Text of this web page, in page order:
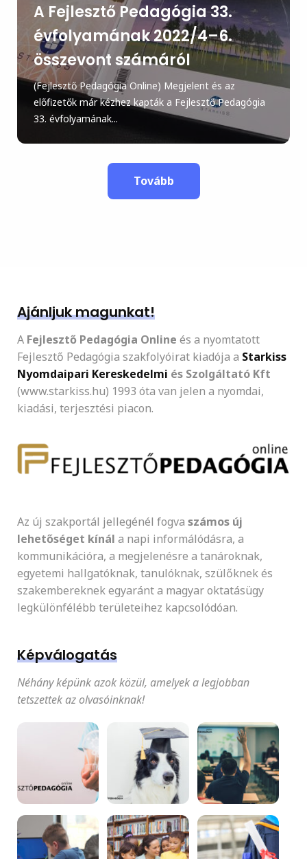
A Fejlesztő Pedagógia 33.
évfolyamának 2022/4–6.
összevont számáról
(Fejlesztő Pedagógia Online) Megjelent és az
előfizetők már kézhez kapták a Fejlesztő Pedagógia
33. évfolyamának...
Tovább
Ajánljuk magunkat!
A Fejlesztő Pedagógia Online és a nyomtatott
Fejlesztő Pedagógia szakfolyóirat kiadója a Starkiss
Nyomdaipari Kereskedelmi és Szolgáltató Kft
(www.starkiss.hu) 1993 óta van jelen a nyomdai,
kiadási, terjesztési piacon.
Az új szakportál jellegénél fogva számos új
lehetőséget kínál a napi informálódásra, a
kommunikációra, a megjelenésre a tanároknak,
egyetemi hallgatóknak, tanulóknak, szülőknek és
szakembereknek egyaránt a magyar oktatásügy
legkülönfélébb területeihez kapcsolódóan.
Képválogatás
Néhány képünk azok közül, amelyek a legjobban
tetszettek az olvasóinknak!